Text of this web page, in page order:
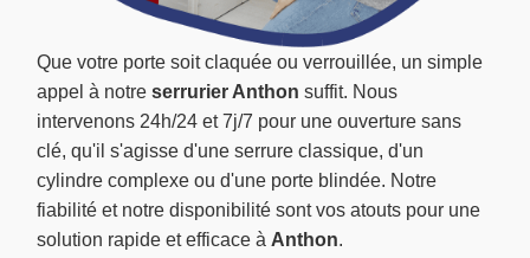
Que votre porte soit claquée ou verrouillée, un simple
appel à notre serrurier Anthon suffit. Nous
intervenons 24h/24 et 7j/7 pour une ouverture sans
clé, qu'il s'agisse d'une serrure classique, d'un
cylindre complexe ou d'une porte blindée. Notre
fiabilité et notre disponibilité sont vos atouts pour une
solution rapide et efficace à Anthon.